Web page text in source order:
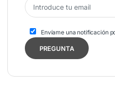
Envíame una notificación